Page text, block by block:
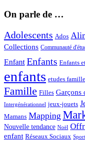
On parle de …
Adolescents Ados
Collections Communauté
Enfant Enfants Enfants
enfants etudes
Famille Filles Garçons
Intergénérationnel jeux-jouets
Mamans Mapping
Nouvelle tendance Noël
enfant Réseaux Sociaux